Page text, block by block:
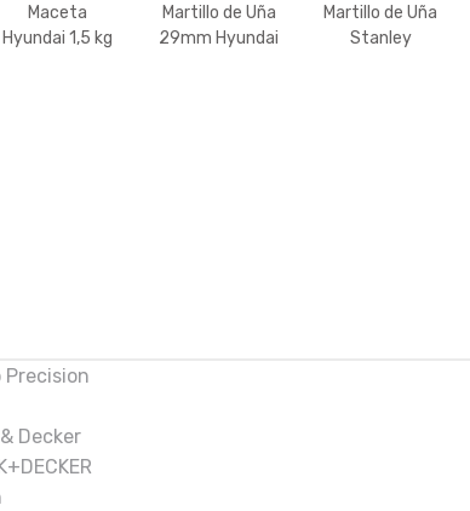
Maceta
Hyundai 1,5 kg
Martillo de Uña
29mm Hyundai
Martillo de Uña
Stanley